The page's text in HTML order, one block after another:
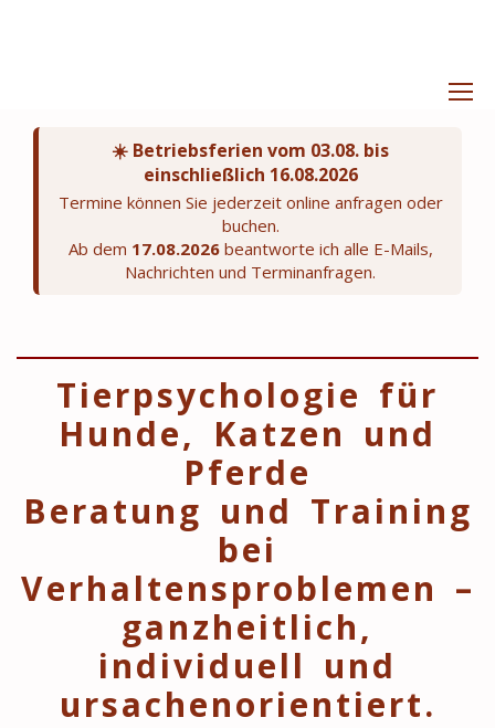
☀️ Betriebsferien vom 03.08. bis
einschließlich 16.08.2026
Termine können Sie jederzeit online anfragen oder
buchen.
Ab dem 17.08.2026beantworte ich alle E-Mails,
Nachrichten und Terminanfragen.
Tierpsychologie für
Hunde, Katzen und
Pferde
Beratung und Training
bei
Verhaltensproblemen –
ganzheitlich,
individuell und
ursachenorientiert.